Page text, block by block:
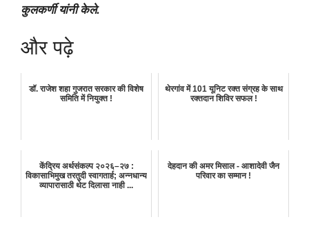
कुलकर्णी यांनी केले.
और पढ़े
डॉ. राजेश शहा गुजरात सरकार की विशेष
समिति में नियुक्त !
थेरगांव में 101 यूनिट रक्त संग्रह के साथ
रक्तदान शिविर सफल !
केंद्रिय अर्थसंकल्प २०२६–२७ :
विकासाभिमुख तरतुदी स्वागतार्ह; अन्नधान्य
व्यापारासाठी थेट दिलासा नाही ...
देहदान की अमर मिसाल - आशादेवी जैन
परिवार का सम्मान !